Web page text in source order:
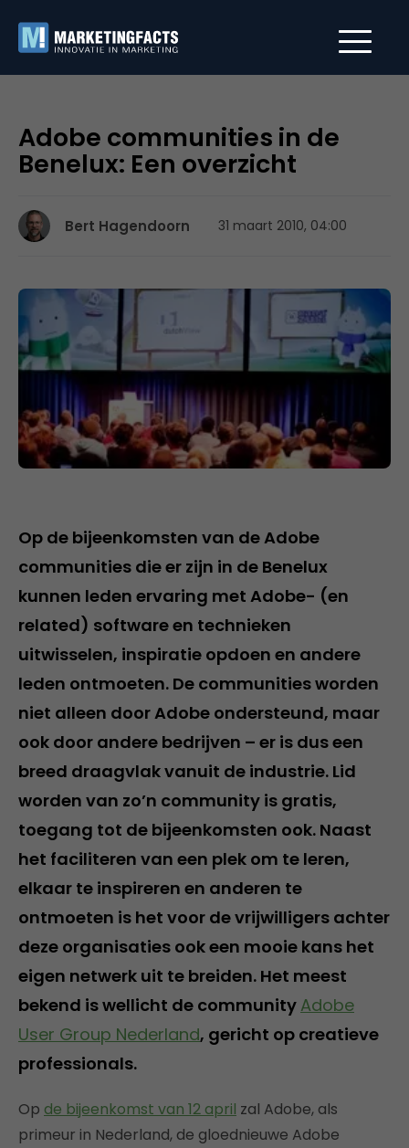
Adobe communities in de
Benelux: Een overzicht
Bert Hagendoorn 31 maart 2010, 04:00
Op de bijeenkomsten van de Adobe
communities die er zijn in de Benelux
kunnen leden ervaring met Adobe- (en
related) software en technieken
uitwisselen, inspiratie opdoen en andere
leden ontmoeten. De communities worden
niet alleen door Adobe ondersteund, maar
ook door andere bedrijven – er is dus een
breed draagvlak vanuit de industrie. Lid
worden van zo’n community is gratis,
toegang tot de bijeenkomsten ook. Naast
het faciliteren van een plek om te leren,
elkaar te inspireren en anderen te
ontmoeten is het voor de vrijwilligers achter
deze organisaties ook een mooie kans het
eigen netwerk uit te breiden. Het meest
bekend is wellicht de community Adobe
User Group Nederland, gericht op creatieve
professionals.
Op de bijeenkomst van 12 april zal Adobe, als
primeur in Nederland, de gloednieuwe Adobe